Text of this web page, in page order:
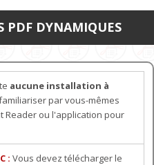
PDF DYNAMIQUES
aucune installation à
par vous-mêmes
Reader ou l'application pour
: Vous devez télécharger le